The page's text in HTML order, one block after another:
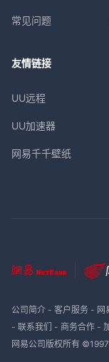
常见问题
友情链接
UU远程
UU加速器
网易千千壁纸
公司简介- 客户服务- 网
- 联系我们 - 商务合作-
网易公司版权所有